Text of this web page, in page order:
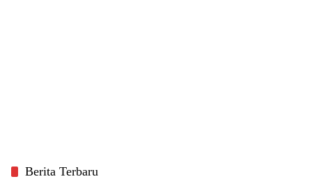
Berita Terbaru